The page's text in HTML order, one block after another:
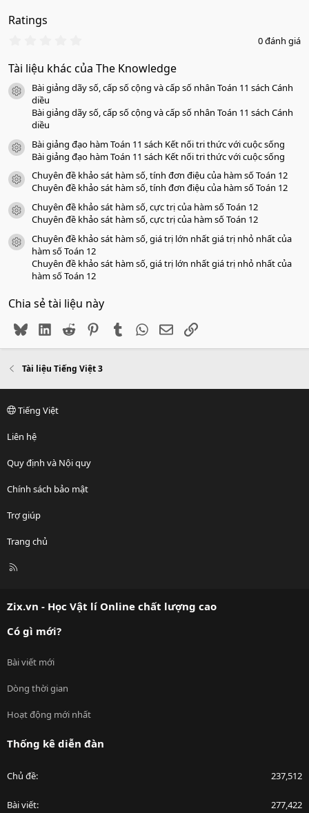
Ratings
0
0
a
0 đánh giá
Tài liệu khác của The Knowledge
icon tài liệu
Bài giảng dãy số, cấp số cộng và cấp số nhân Toán 11 sách Cánh
diều
Bài giảng dãy số, cấp số cộng và cấp số nhân Toán 11 sách Cánh
diều
icon tài liệu
Bài giảng đạo hàm Toán 11 sách Kết nối tri thức với cuộc sống
Bài giảng đạo hàm Toán 11 sách Kết nối tri thức với cuộc sống
icon tài liệu
Chuyên đề khảo sát hàm số, tính đơn điệu của hàm số Toán 12
Chuyên đề khảo sát hàm số, tính đơn điệu của hàm số Toán 12
icon tài liệu
Chuyên đề khảo sát hàm số, cực trị của hàm số Toán 12
Chuyên đề khảo sát hàm số, cực trị của hàm số Toán 12
icon tài liệu
Chuyên đề khảo sát hàm số, giá trị lớn nhất giá trị nhỏ nhất của
hàm số Toán 12
Chuyên đề khảo sát hàm số, giá trị lớn nhất giá trị nhỏ nhất của
hàm số Toán 12
Chia sẻ tài liệu này
BlueskyLinkedIn
Reddit PinterestTumblr WhatsApp
EmailLink
Tài liệu Tiếng Việt 3
Tiếng Việt
Liên hệ
Quy định và Nội quy
Chính sách bảo mật
Trợ giúp
Trang chủ
R
Zix.vn - Học Vật lí Online chất lượng cao
Có gì mới?
Bài viết mới
Dòng thời gian
Hoạt động mới nhất
Thống kê diễn đàn
Chủ đề 237,512
Bài viết 277,422